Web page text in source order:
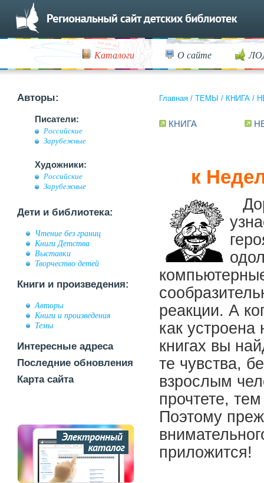
Каталоги О сайте
Авторы:
Писатели:
Российские
Зарубежные
Художники:
Российские
Зарубежные
Дети и библиотека:
Чтение без границ
Книги Детства
Выставки
Творчество детей
Книги и произведения:
Авторы
Книги и произведения
Темы
Интересные адреса
Последние обновления
Карта сайта
Главная / ТЕМЫ / КНИГА /
КНИГА
к
реакции. А
как
книгах вы
те чувства,
взрослым
прочтете,
Поэтому
приложится!